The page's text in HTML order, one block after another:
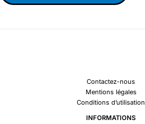
Contactez-nous
Mentions légales
Conditions d’utilisation
INFORMATIONS